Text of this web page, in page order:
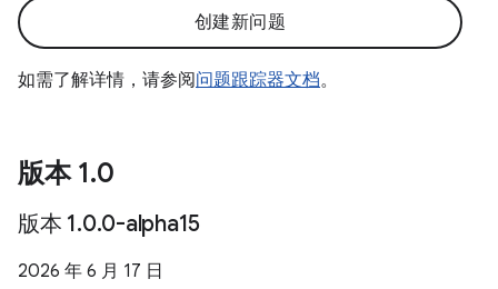
创建新问题
如需了解详情，请参阅问题跟踪器文档。
版本 1.0
版本 1.0.0-alpha15
2026 年 6 月 17 日